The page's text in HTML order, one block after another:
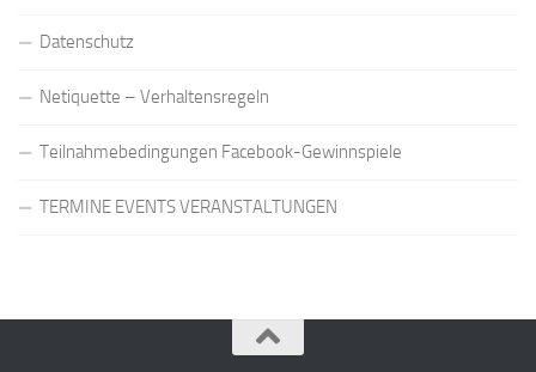
Datenschutz
Netiquette – Verhaltensregeln
Teilnahmebedingungen Facebook-Gewinnspiele
TERMINE EVENTS VERANSTALTUNGEN